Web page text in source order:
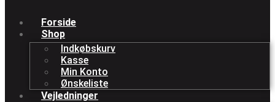
Forside
Shop
Indkøbskurv
Kasse
Min Konto
Ønskeliste
Vejledninger